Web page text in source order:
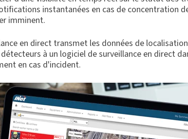
instantanées en cas de concentration
imminent.
en direct transmet les données de
à un logiciel de surveillance en direct
en cas d'incident.